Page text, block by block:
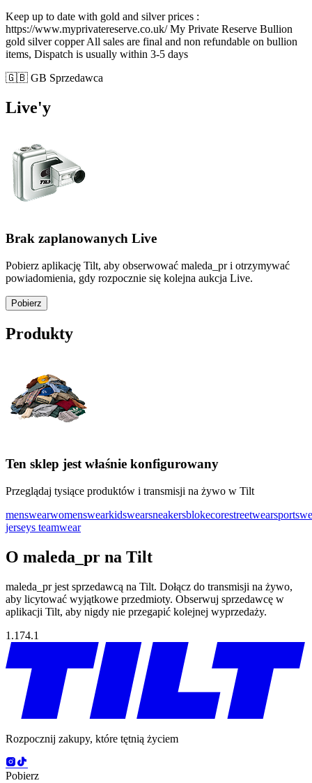
Keep up to date with gold and silver prices :
https://www.myprivatereserve.co.uk/ My Private Reserve Bullion
gold silver copper All sales are final and non refundable on bullion
items, Dispatch is usually within 3-5 days
🇬🇧 GB Sprzedawca
Live'y
Brak zaplanowanych Live
Pobierz aplikację Tilt, aby obserwować maleda_pr i otrzymywać
powiadomienia, gdy rozpocznie się kolejna aukcja Live.
Pobierz
Produkty
Ten sklep jest właśnie konfigurowany
Przeglądaj tysiące produktów i transmisji na żywo w Tilt
menswearwomenswearkidswearsneakersblokecorestreetwear
jerseys teamwear
O maleda_pr na Tilt
maleda_pr jest sprzedawcą na Tilt. Dołącz do transmisji na żywo,
aby licytować wyjątkowe przedmioty. Obserwuj sprzedawcę w
aplikacji Tilt, aby nigdy nie przegapić kolejnej wyprzedaży.
1.174.1
Rozpocznij zakupy, które tętnią życiem
Pobierz